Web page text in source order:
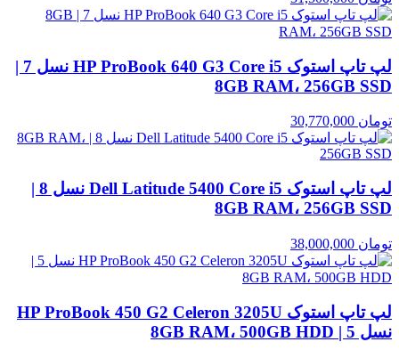
لپ تاپ استوک HP ProBook 640 G3 Core i5 نسل 7 |
8GB RAM، 256GB SSD
تومان
لپ تاپ استوک Dell Latitude 5400 Core i5 نسل 8 |
8GB RAM، 256GB SSD
تومان
لپ تاپ استوک HP ProBook 450 G2 Celeron 3205U
نسل 5 | 8GB RAM، 500GB HDD